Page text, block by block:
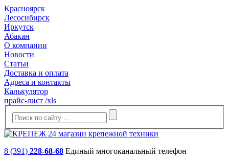
Красноярск
Лесосибирск
Иркутск
Абакан
О компании
Новости
Статьи
Доставка и оплата
Адреса и контакты
Калькулятор
прайс-лист /xls
8 (391) 228-68-68 Единый многоканальный телефон